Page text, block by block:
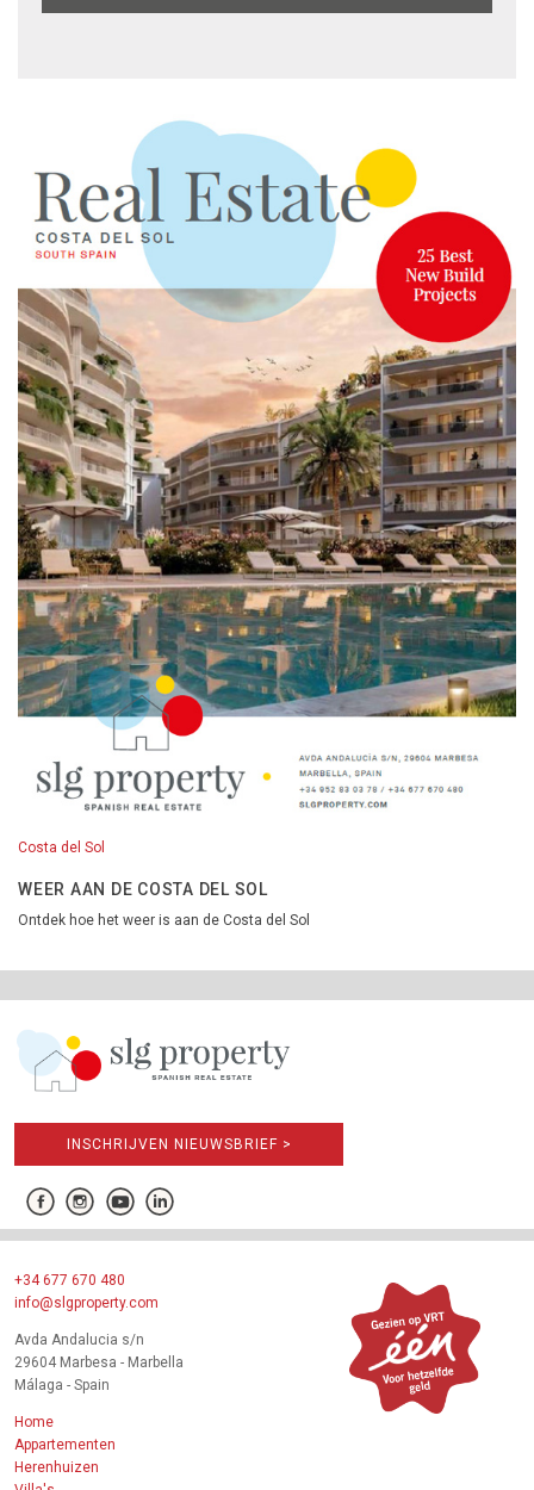
Costa del Sol
WEER AAN DE COSTA DEL SOL
Ontdek hoe het weer is aan de Costa del Sol
INSCHRIJVEN NIEUWSBRIEF >
+34 677 670 480
info@slgproperty.com
Avda Andalucia s/n
29604 Marbesa - Marbella
Málaga - Spain
Home
Appartementen
Herenhuizen